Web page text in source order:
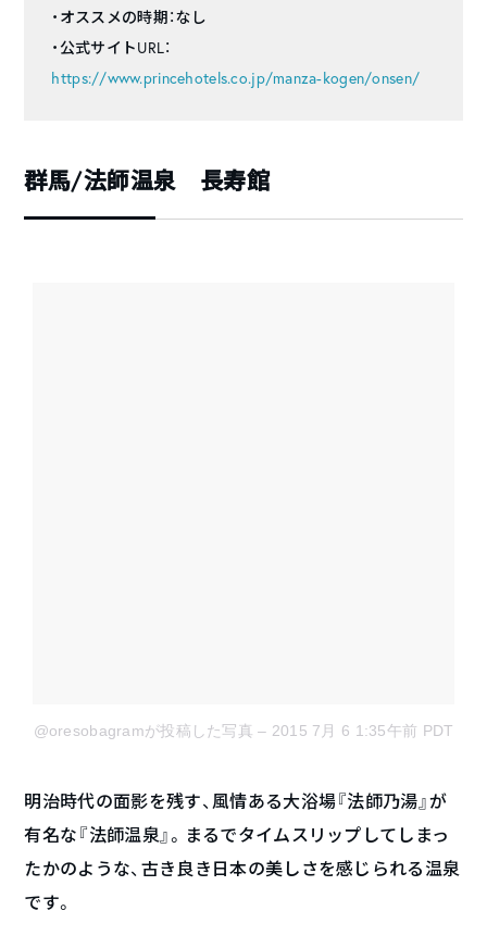
・オススメの時期：なし
・公式サイトURL：
https://www.princehotels.co.jp/manza-kogen/onsen/
群馬/法師温泉 長寿館
@oresobagramが投稿した写真 – 2015 7月 6 1:35午前 PDT
明治時代の面影を残す、風情ある大浴場『法師乃湯』が
有名な『法師温泉』。まるでタイムスリップしてしまっ
たかのような、古き良き日本の美しさを感じられる温泉
です。